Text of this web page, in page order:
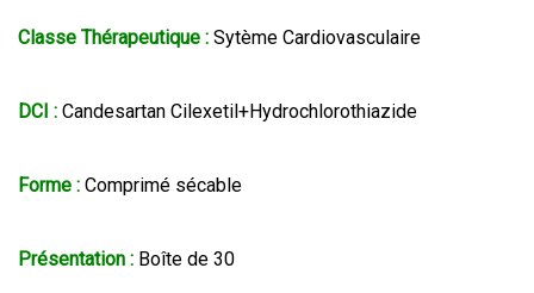
Classe Thérapeutique : Sytème Cardiovasculaire
DCI : Candesartan Cilexetil+Hydrochlorothiazide
Forme : Comprimé sécable
Présentation : Boîte de 30